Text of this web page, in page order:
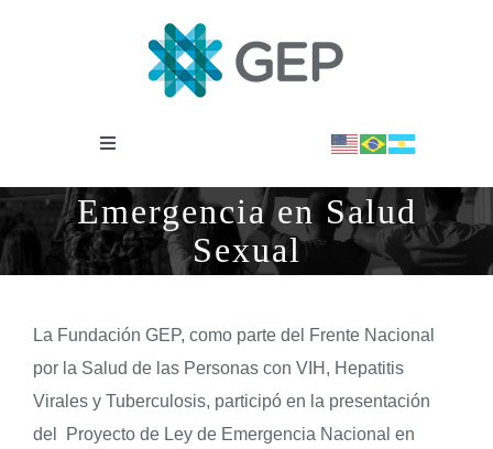
Toggle
INSTITUCIONAL
OBSERVATORIO
NOTICIAS
Emergencia en Salud
Sexual
La Fundación GEP, como parte del Frente Nacional
por la Salud de las Personas con VIH, Hepatitis
Virales y Tuberculosis, participó en la presentación
del Proyecto de Ley de Emergencia Nacional en